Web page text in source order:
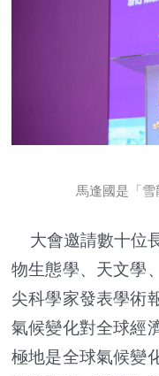
馬逢國是「雪
大會邀請數十位
物生態學、天文學
尖科學家發表學術
氣候變化對全球經
極地是全球氣候變